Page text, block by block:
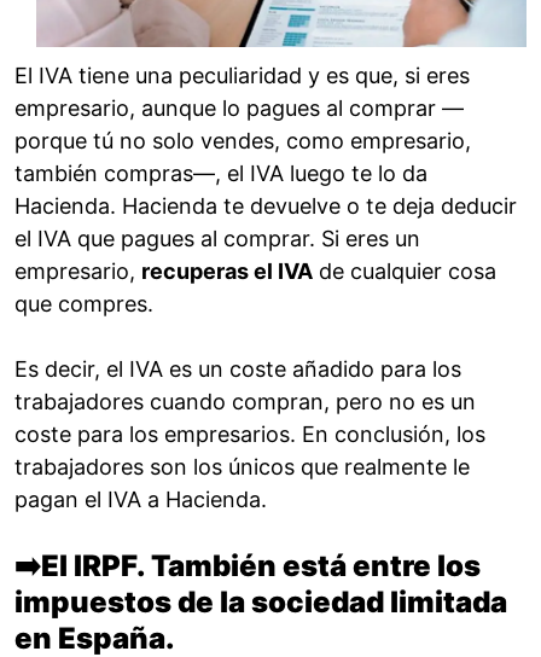
El IVA tiene una peculiaridad y es que, si eres
empresario, aunque lo pagues al comprar —
porque tú no solo vendes, como empresario,
también compras—, el IVA luego te lo da
Hacienda. Hacienda te devuelve o te deja deducir
el IVA que pagues al comprar. Si eres un
empresario, recuperas el IVA de cualquier cosa
que compres.
Es decir, el IVA es un coste añadido para los
trabajadores cuando compran, pero no es un
coste para los empresarios. En conclusión, los
trabajadores son los únicos que realmente le
pagan el IVA a Hacienda.
➡️El IRPF. También está entre los
impuestos de la sociedad limitada
en España.